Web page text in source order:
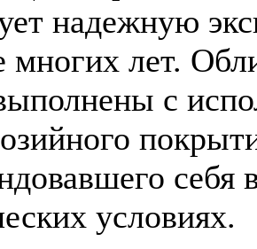
надежную
многих лет.
с
себя
условиях.